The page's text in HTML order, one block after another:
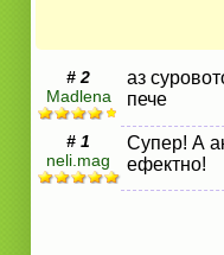
# 2
Madlena
аз
пече
# 1
neli.mag
Супер! А
ефектно!